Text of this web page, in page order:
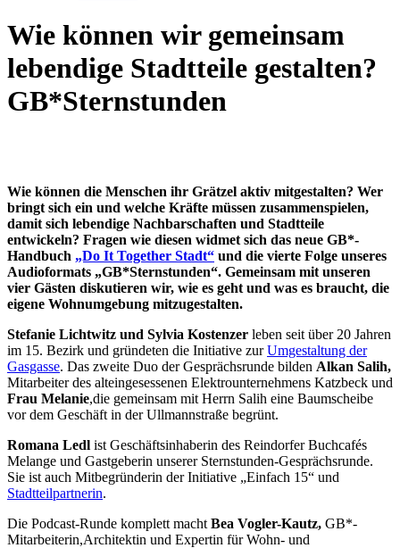
Wie können wir gemeinsam
lebendige Stadtteile gestalten?
GB*Sternstunden
Wie können die Menschen ihr Grätzel aktiv mitgestalten? Wer
bringt sich ein und welche Kräfte müssen zusammenspielen,
damit sich lebendige Nachbarschaften und Stadtteile
entwickeln? Fragen wie diesen widmet sich das neue GB*-
Handbuch „Do It Together Stadt“ und die vierte Folge unseres
Audioformats „GB*Sternstunden“. Gemeinsam mit unseren
vier Gästen diskutieren wir, wie es geht und was es braucht, die
eigene Wohnumgebung mitzugestalten.
Stefanie Lichtwitz und Sylvia Kostenzer leben seit über 20 Jahren
im 15. Bezirk und gründeten die Initiative zurUmgestaltung der
Gasgasse. Das zweite Duo der Gesprächsrunde bilden Alkan Salih,
Mitarbeiter des alteingesessenen Elektrounternehmens Katzbeck und
Frau Melanie,die gemeinsam mit Herrn Salih eine Baumscheibe
vor dem Geschäft in der Ullmannstraße begrünt.
Romana Ledl ist Geschäftsinhaberin des Reindorfer Buchcafés
Melange und Gastgeberin unserer Sternstunden-Gesprächsrunde.
Sie ist auch Mitbegründerin der Initiative „Einfach 15“ und
Stadtteilpartnerin.
Die Podcast-Runde komplett macht Bea Vogler-Kautz, GB*-
Mitarbeiterin,Architektin und Expertin für Wohn- und